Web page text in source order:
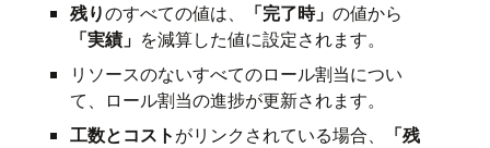
残りのすべての値は、 「完了時」 の値から
「実績」 を減算した値に設定されます。
リソースのないすべてのロール割当につい
て、ロール割当の進捗が更新されます。
工数とコストがリンクされている場合、
「残